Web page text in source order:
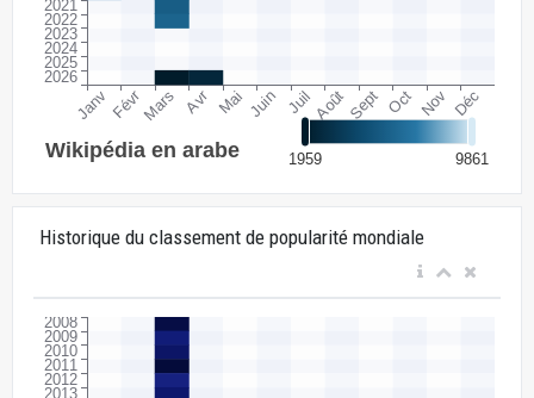
Historique du classement de popularité mondiale